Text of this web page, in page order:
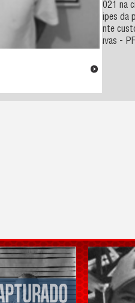
27/06/2021 na
por equipes da
atualmente
Catanduvas -